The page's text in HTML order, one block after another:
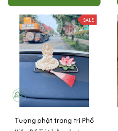
SALE
Tượng phật trang trí Phổ